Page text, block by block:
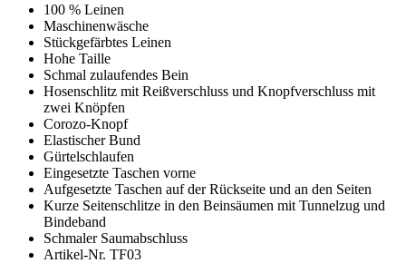
100 % Leinen
Maschinenwäsche
Stückgefärbtes Leinen
Hohe Taille
Schmal zulaufendes Bein
Hosenschlitz mit Reißverschluss und Knopfverschluss mit
zwei Knöpfen
Corozo-Knopf
Elastischer Bund
Gürtelschlaufen
Eingesetzte Taschen vorne
Aufgesetzte Taschen auf der Rückseite und an den Seiten
Kurze Seitenschlitze in den Beinsäumen mit Tunnelzug und
Bindeband
Schmaler Saumabschluss
Artikel-Nr. TF03